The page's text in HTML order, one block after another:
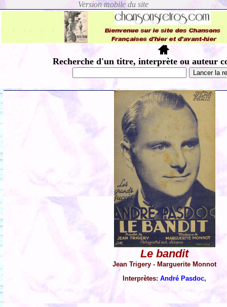
Recherche d'un titre, interprète ou auteur
Le bandit
Jean Trigery - Marguerite Monnot
Interprètes:André Pasdoc,